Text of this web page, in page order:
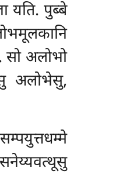
यति. पुब्बे
सो अलोभो
अलोभेसु,